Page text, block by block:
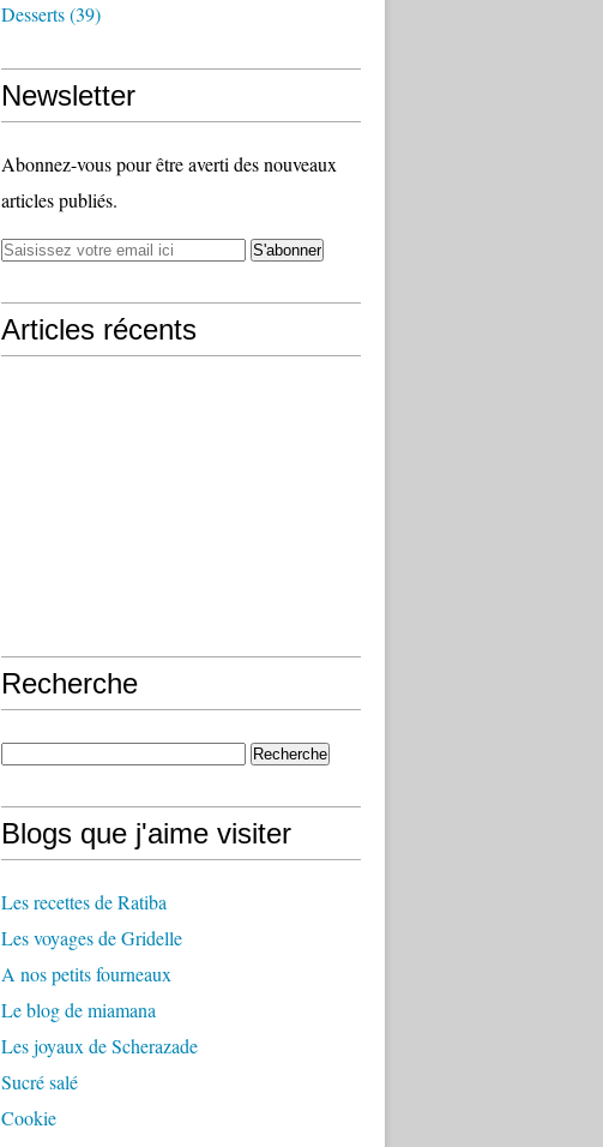
Desserts(39)
Newsletter
Abonnez-vous pour être averti des nouveaux
articles publiés.
Articles récents
Recherche
Blogs que j'aime visiter
Les recettes de Ratiba
Les voyages de Gridelle
A nos petits fourneaux
Le blog de miamana
Les joyaux de Scherazade
Sucré salé
Cookie